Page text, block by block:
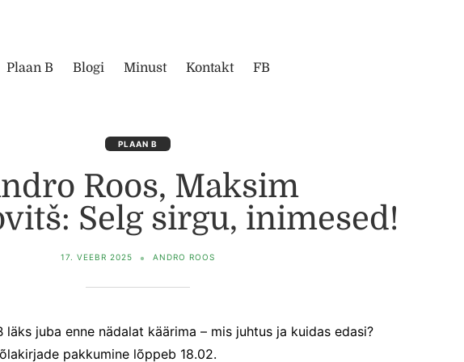
Plaan B Blogi Minust Kontakt FB
PLAAN B
Roos, Maksim
Selg sirgu, inimesed!
17. VEEBR 2025 ANDRO ROOS
läks juba enne nädalat käärima – mis juhtus ja kuidas edasi?
pakkumine lõppeb 18.02.